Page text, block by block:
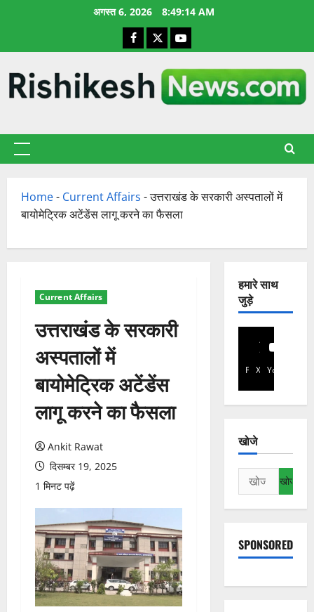
अगस्त 6, 2026 8:49:15 AM
Facebook
X YouTube
प्राथमिक
Home- Current Affairs -उत्तराखंड के सरकारी अस्पतालों में
बायोमेट्रिक अटेंडेंस लागू करने का फैसला
Current Affairs
उत्तराखंड के सरकारी
अस्पतालों में
बायोमेट्रिक अटेंडेंस
लागू करने का फैसला
Ankit Rawat
दिसम्बर 19, 2025
1 मिनट पढ़ें
हमारे साथ
जुड़े
Facebook
X YouTube
खोजे
निम्न
को
खोजें:
SPONSORED